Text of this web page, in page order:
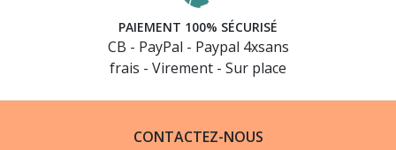
PAIEMENT 100% SÉCURISÉ
CB - PayPal - Paypal 4xsans
frais - Virement - Sur place
CONTACTEZ-NOUS